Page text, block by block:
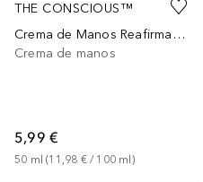
THE CONSCIOUS™
Crema de Manos Reafirmante con Vitamina C
Crema de manos
5,99 €
50 ml (11,98 € / 100 ml )